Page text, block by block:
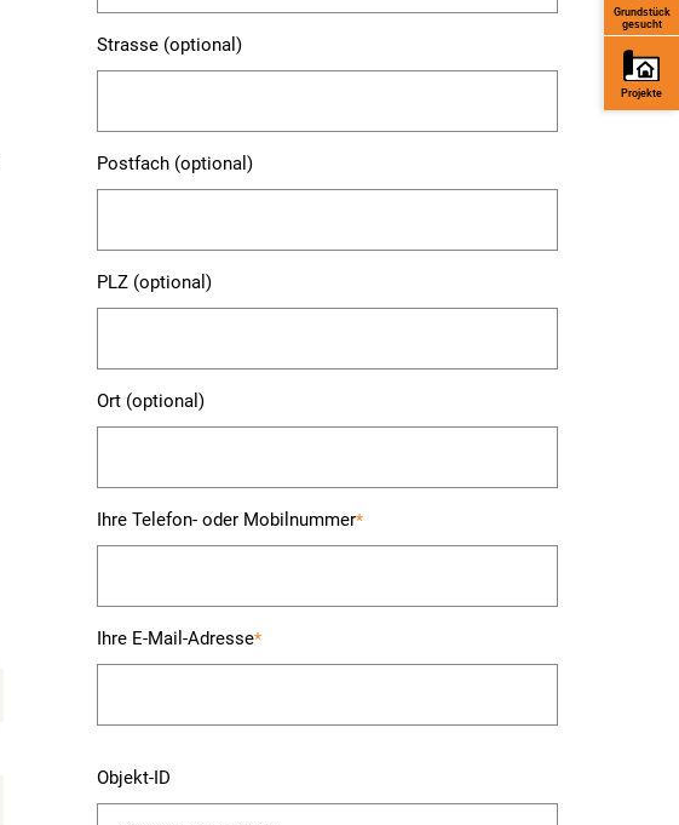
Strasse (optional)
Postfach (optional)
PLZ (optional)
Ort (optional)
Ihre Telefon- oder Mobilnummer*
Ihre E-Mail-Adresse*
lasse
dieses
Objekt-ID
Grundstück
gesucht
Projekte